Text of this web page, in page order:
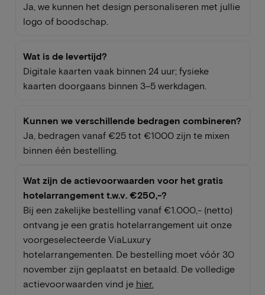
Ja, we kunnen het design personaliseren met jullie
logo of boodschap.
Wat is de levertijd?
Digitale kaarten vaak binnen 24 uur; fysieke
kaarten doorgaans binnen 3–5 werkdagen.
Kunnen we verschillende bedragen combineren?
Ja, bedragen vanaf €25 tot €1000 zijn te mixen
binnen één bestelling.
Wat zijn de actievoorwaarden voor het gratis
hotelarrangement t.w.v. €250,-?
Bij een zakelijke bestelling vanaf €1.000,- (netto)
ontvang je een gratis hotelarrangement uit onze
voorgeselecteerde ViaLuxury
hotelarrangementen. De bestelling moet vóór 30
november zijn geplaatst en betaald. De volledige
actievoorwaarden vind je hier.